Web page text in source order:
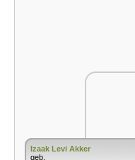
Izaak Levi Akker
geb.